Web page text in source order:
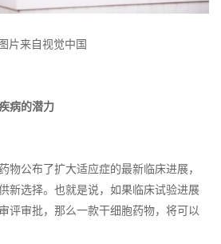
图片来自视觉中国
病的潜力
物公布了扩大适应症的最新临床进展，
新选择。也就是说，如果临床试验进展
评审批，那么一款干细胞药物，将可以